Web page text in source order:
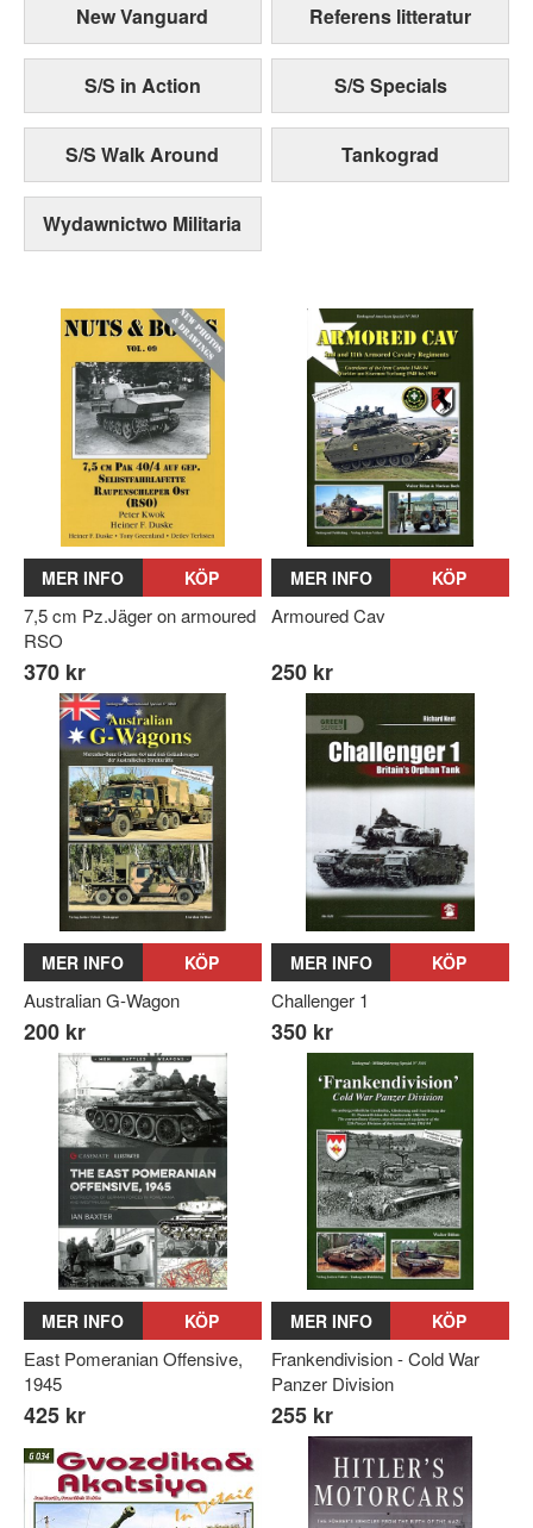
New Vanguard Referens litteratur
S/S in Action S/S Specials
S/S Walk Around Tankograd
Wydawnictwo Militaria
MER INFO KÖP
7,5 cm Pz.Jäger on armoured
RSO
370 kr
MER INFO KÖP
Armoured Cav
250 kr
MER INFO KÖP
Australian G-Wagon
200 kr
MER INFO KÖP
Challenger 1
350 kr
MER INFO KÖP
East Pomeranian Offensive,
1945
425 kr
MER INFO KÖP
Frankendivision - Cold War
Panzer Division
255 kr